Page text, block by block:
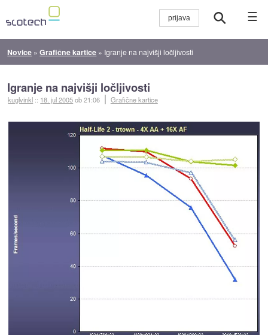
☰
Novice »Grafične kartice » Igranje na najvišji ločljivosti
Igranje na najvišji ločljivosti
kuglvinkl :: 18. jul 2005ob 21:06 Grafične kartice